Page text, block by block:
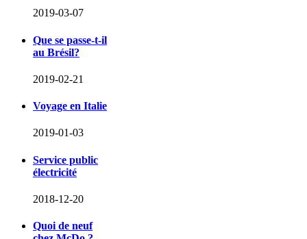
2019-03-07
Que se passe-t-il
au Brésil?
2019-02-21
Voyage en Italie
2019-01-03
Service public
électricité
2018-12-20
Quoi de neuf